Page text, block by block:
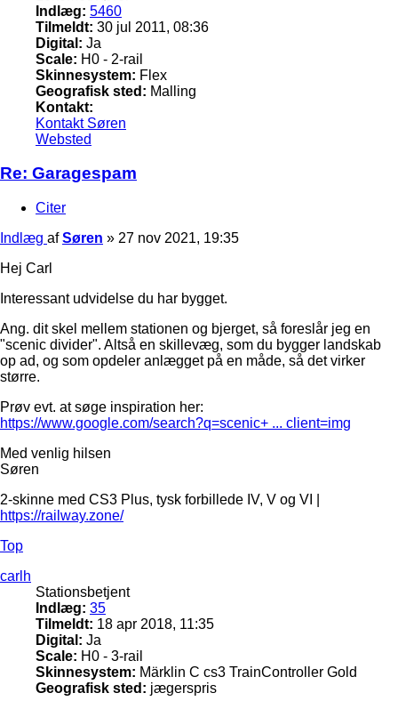
Indlæg: 5460
Tilmeldt: 30 jul 2011, 08:36
Digital: Ja
Scale: H0 - 2-rail
Skinnesystem: Flex
Geografisk sted: Malling
Kontakt:
Kontakt Søren
Websted
Re: Garagespam
Citer
Indlæg afSøren » 27 nov 2021, 19:35
Hej Carl
Interessant udvidelse du har bygget.
Ang. dit skel mellem stationen og bjerget, så foreslår jeg en
"scenic divider". Altså en skillevæg, som du bygger landskab
op ad, og som opdeler anlægget på en måde, så det virker
større.
Prøv evt. at søge inspiration her:
https://www.google.com/search?q=scenic+ ... client=img
Med venlig hilsen
Søren
2-skinne med CS3 Plus, tysk forbillede IV, V og VI |
https://railway.zone/
Top
carlh
Stationsbetjent
Indlæg: 35
Tilmeldt: 18 apr 2018, 11:35
Digital: Ja
Scale: H0 - 3-rail
Skinnesystem: Märklin C cs3 TrainController Gold
Geografisk sted: jægerspris